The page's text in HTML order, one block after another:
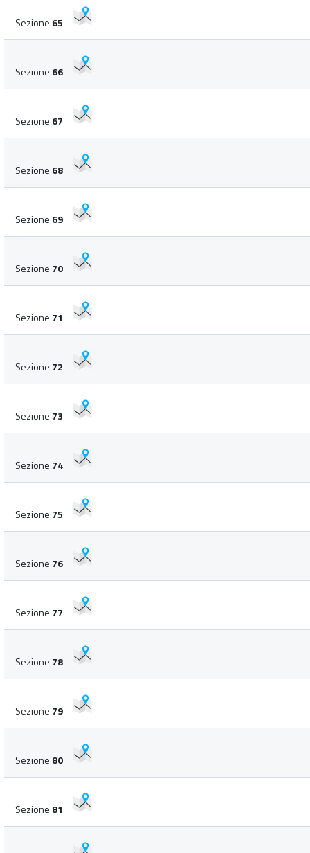
Sezione 65
Sezione 66
Sezione 67
Sezione 68
Sezione 69
Sezione 70
Sezione 71
Sezione 72
Sezione 73
Sezione 74
Sezione 75
Sezione 76
Sezione 77
Sezione 78
Sezione 79
Sezione 80
Sezione 81